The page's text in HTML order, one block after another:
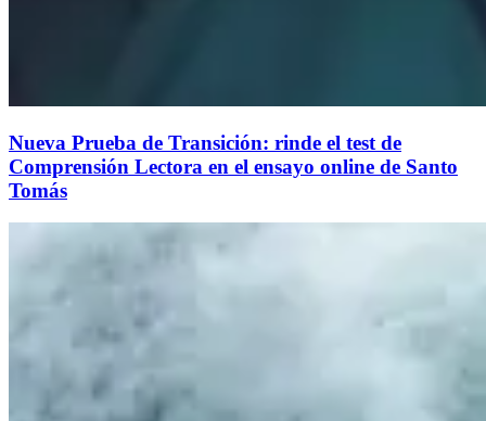
Nueva Prueba de Transición: rinde el test de
Comprensión Lectora en el ensayo online de Santo
Tomás